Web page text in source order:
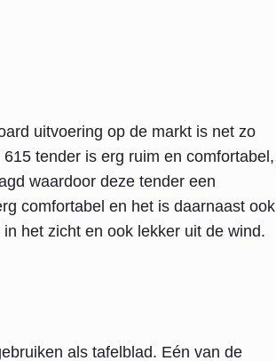
uitvoering op de markt is net zo
tender is erg ruim en comfortabel,
waardoor deze tender een
comfortabel en het is daarnaast ook
het zicht en ook lekker uit de wind.
als tafelblad. Eén van de